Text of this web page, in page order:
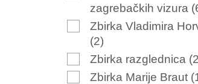
zagrebačkih vizura
Zbirka Vladimira
(2)
Zbirka razglednica
Zbirka Marije Braut